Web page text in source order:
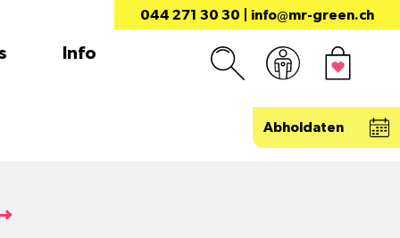
044 271 30 30 info@mr-green.ch
Info
Abholdaten